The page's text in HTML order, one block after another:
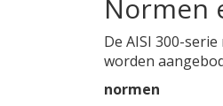
Normen
De AISI 300-
worden
normen